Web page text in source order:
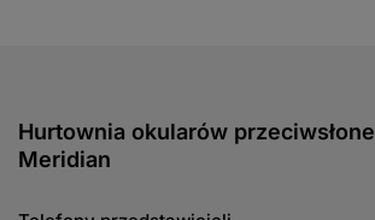
Hurtownia okularów
Meridian